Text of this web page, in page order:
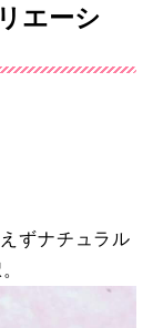
エーシ
ずナチュラル